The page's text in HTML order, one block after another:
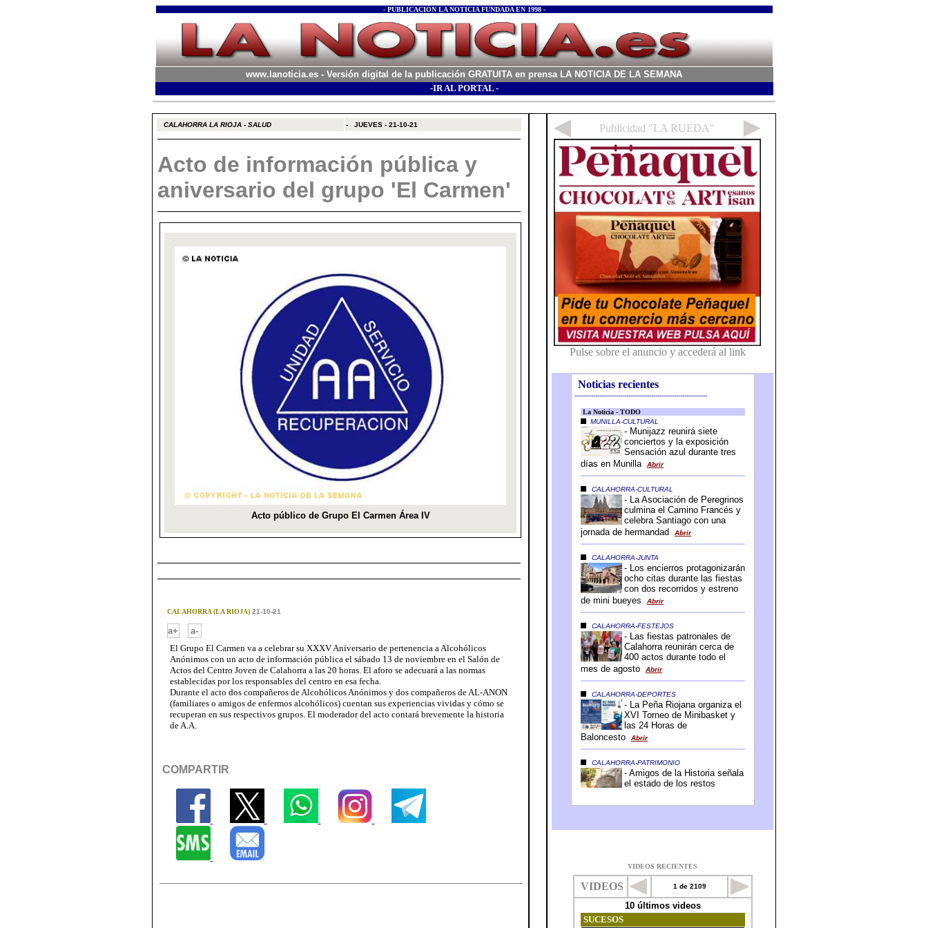
- PUBLICACIÓN LA NOTICIA FUNDADA EN 1998 -
www.lanoticia.es - Versión digital de la publicación GRATUITA en prensa LA NOTICIA DE LA SEMANA
-IR AL PORTAL -
CALAHORRA LA RIOJA - SALUD - JUEVES - 21-10-21
Acto de información pública y
aniversario del grupo 'El Carmen'
CALAHORRA (LA RIOJA)21-10-21
a+
a-
El Grupo El Carmen va a celebrar su XXXV Aniversario de pertenencia a Alcohólicos
Anónimos con un acto de información pública el sábado 13 de noviembre en el Salón de
Actos del Centro Joven de Calahorra a las 20 horas. El aforo se adecuará a las normas
establecidas por los responsables del centro en esa fecha.
Durante el acto dos compañeros de Alcohólicos Anónimos y dos compañeros de AL-ANON
(familiares o amigos de enfermos alcohólicos) cuentan sus experiencias vividas y cómo se
recuperan en sus respectivos grupos. El moderador del acto contará brevemente la historia
de A.A.
COMPARTIR
Noticias recientes
-----------------------------------------------------------------
VIDEOS RECIENTES